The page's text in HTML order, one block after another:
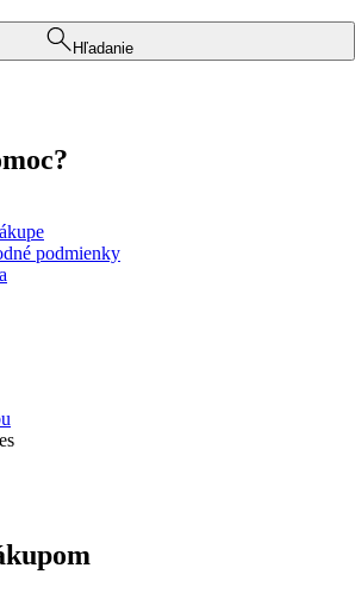
Hľadanie
podmienky